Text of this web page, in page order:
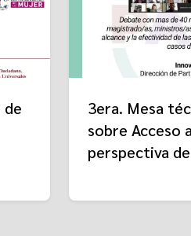
de
3era. Mesa
sobre Acceso
perspectiva